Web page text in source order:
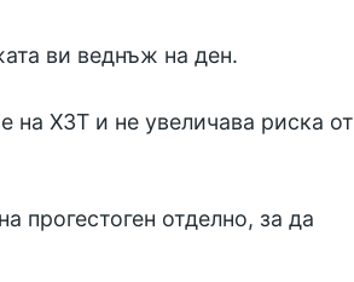
ви веднъж на ден.
на ХЗТ и не увеличава риска от
прогестоген отделно, за да